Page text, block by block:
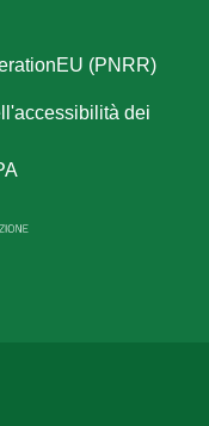
(PNRR)
dei